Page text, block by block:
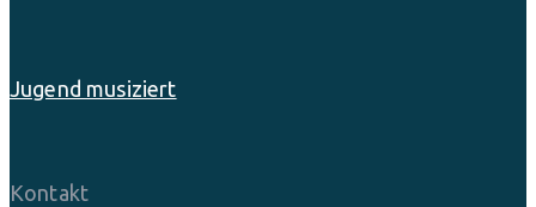
Jugend musiziert
Kontakt